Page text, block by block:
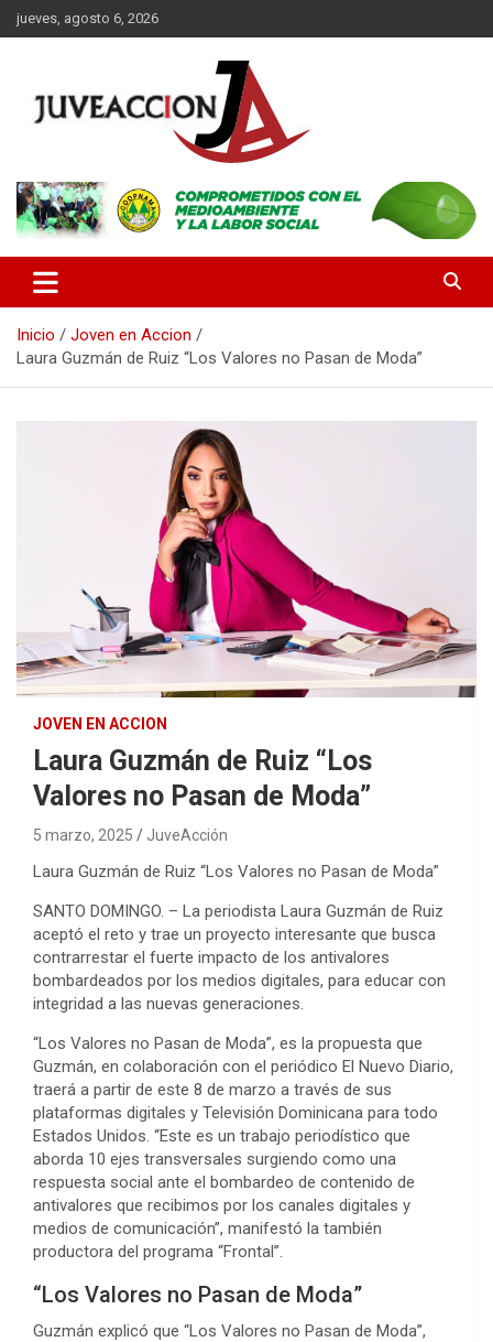
Saltar
al
jueves, agosto 6, 2026
JuveAcción
la finalidad de difundir información que contribuya al desarrollo
integral de nuestros lectores.
Inicio
Joven en Accion
Laura Guzmán de Ruiz “Los Valores no Pasan de Moda”
JOVEN EN ACCION
Laura Guzmán de Ruiz “Los
Valores no Pasan de Moda”
5 marzo, 2025 JuveAcción
Laura Guzmán de Ruiz “Los Valores no Pasan de Moda”
SANTO DOMINGO. – La periodista Laura Guzmán de Ruiz
aceptó el reto y trae un proyecto interesante que busca
contrarrestar el fuerte impacto de los antivalores
bombardeados por los medios digitales, para educar con
integridad a las nuevas generaciones.
“Los Valores no Pasan de Moda”, es la propuesta que
Guzmán, en colaboración con el periódico El Nuevo Diario,
traerá a partir de este 8 de marzo a través de sus
plataformas digitales y Televisión Dominicana para todo
Estados Unidos. “Este es un trabajo periodístico que
aborda 10 ejes transversales surgiendo como una
respuesta social ante el bombardeo de contenido de
antivalores que recibimos por los canales digitales y
medios de comunicación”, manifestó la también
productora del programa “Frontal”.
“Los Valores no Pasan de Moda”
Guzmán explicó que “Los Valores no Pasan de Moda”,